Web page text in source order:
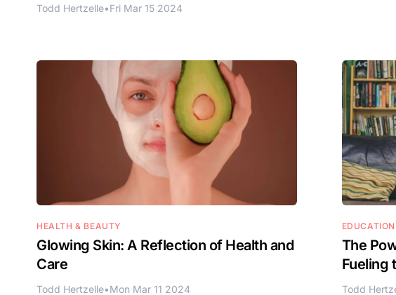
Todd Hertzelle•Fri Mar 15 2024
HEALTH & BEAUTY
Glowing Skin: A Reflection of Health and
Care
Todd Hertzelle•Mon Mar 11 2024
EDUCATION
The
Fueling
Todd